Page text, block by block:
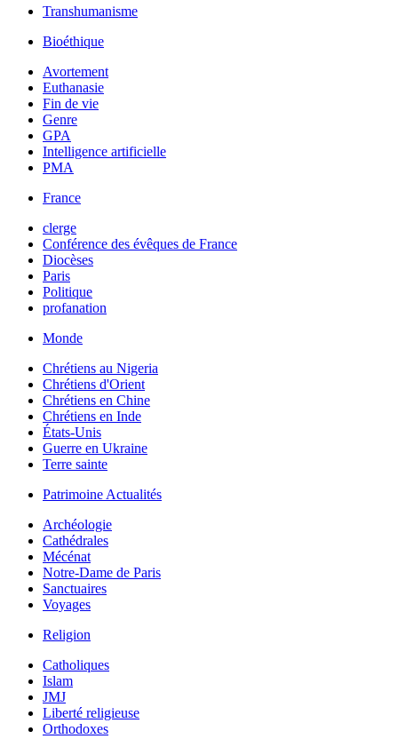
Transhumanisme
Bioéthique
Avortement
Euthanasie
Fin de vie
Genre
GPA
Intelligence artificielle
PMA
France
clerge
Conférence des évêques de France
Diocèses
Paris
Politique
profanation
Monde
Chrétiens au Nigeria
Chrétiens d'Orient
Chrétiens en Chine
Chrétiens en Inde
États-Unis
Guerre en Ukraine
Terre sainte
Patrimoine Actualités
Archéologie
Cathédrales
Mécénat
Notre-Dame de Paris
Sanctuaires
Voyages
Religion
Catholiques
Islam
JMJ
Liberté religieuse
Orthodoxes